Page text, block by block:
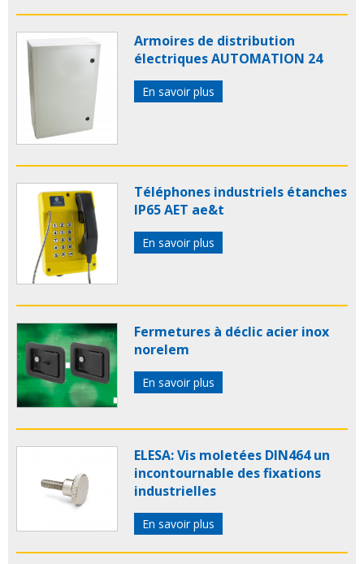
Armoires de distribution
électriques AUTOMATION 24
En savoir plus
Téléphones industriels étanches
IP65 AET ae&t
En savoir plus
Fermetures à déclic acier inox
norelem
En savoir plus
ELESA: Vis moletées DIN464 un
incontournable des fixations
industrielles
En savoir plus